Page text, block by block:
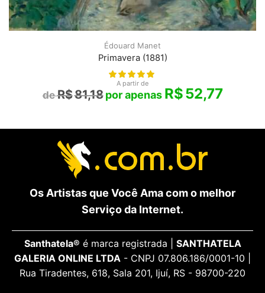
Édouard Manet
Primavera (1881)
A partir de
R$81,18 R$52,77
Os Artistas que Você Ama com o melhor
Serviço da Internet.
Santhatela® é marca registrada | SANTHATELA
GALERIA ONLINE LTDA - CNPJ 07.806.186/0001-10 |
Rua Tiradentes, 618, Sala 201, Ijuí, RS - 98700-220